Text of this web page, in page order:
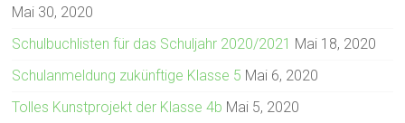
Mai 30, 2020
Schulbuchlisten für das Schuljahr 2020/2021 Mai 18, 2020
Schulanmeldung zukünftige Klasse 5 Mai 6, 2020
Tolles Kunstprojekt der Klasse 4b Mai 5, 2020